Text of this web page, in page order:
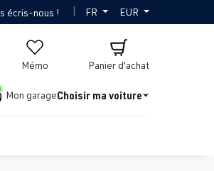
écris-nous ! | FR EUR
Mémo Panier d'achat
Mon garageChoisir ma voiture